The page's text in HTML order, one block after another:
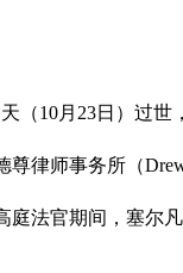
（10月23日）过世
律师事务所（Drew
法官期间，塞尔